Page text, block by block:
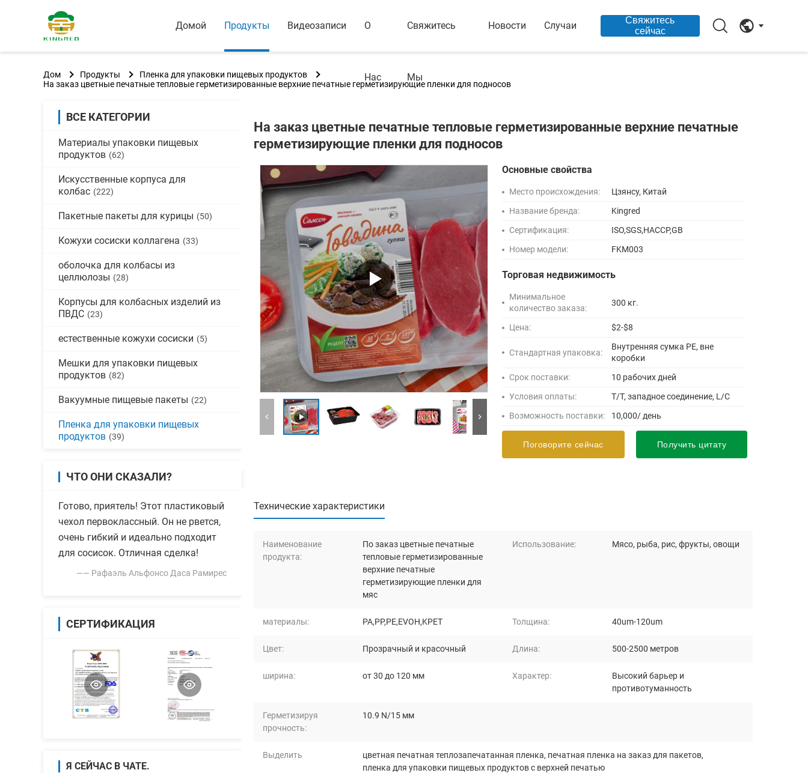
Домой Продукты Видеозаписи О
Нас
Свяжитесь
Мы
Новости Случаи
Свяжитесь
сейчас
Дом Продукты
Пленка для упаковки пищевых продуктов
На заказ цветные печатные тепловые герметизированные верхние печатные герметизирующие пленки для подносов
ВСЕ КАТЕГОРИИ
Материалы упаковки пищевых
продуктов (62)
Искусственные корпуса для
колбас (222)
Пакетные пакеты для курицы (50)
Кожухи сосиски коллагена (33)
оболочка для колбасы из
целлюлозы (28)
Корпусы для колбасных изделий из
ПВДС (23)
естественные кожухи сосиски (5)
Мешки для упаковки пищевых
продуктов (82)
Вакуумные пищевые пакеты (22)
Пленка для упаковки пищевых
продуктов (39)
ЧТО ОНИ СКАЗАЛИ?
Готово, приятель! Этот пластиковый
чехол первоклассный. Он не рвется,
очень гибкий и идеально подходит
для сосисок. Отличная сделка!
—— Рафаэль Альфонсо Даса Рамирес
СЕРТИФИКАЦИЯ
Я СЕЙЧАС В ЧАТЕ.
На заказ цветные печатные тепловые герметизированные верхние печатные
герметизирующие пленки для подносов
Основные свойства
Место происхождения:
Цзянсу, Китай
Название бренда:
Kingred
Сертификация:
ISO,SGS,HACCP,GB
Номер модели:
FKM003
Торговая недвижимость
Минимальное
количество заказа:
300 кг.
Цена: $2-$8
Стандартная упаковка:
Внутренняя сумка PE, вне
коробки
Срок поставки:
10 рабочих дней
Условия оплаты:
T/T, западное соединение, L/C
Возможность поставки:
10,000/ день
Поговорите сейчас Получить цитату
Технические характеристики
Наименование
продукта:
По заказ цветные печатные
тепловые герметизированные
верхние печатные
герметизирующие пленки для
мяс
Использование: Мясо, рыба, рис, фрукты, овощи
материалы: PA,PP,PE,EVOH,KPET Толщина: 40um-120um
Цвет: Прозрачный и красочный Длина: 500-2500 метров
ширина: от 30 до 120 мм Характер:
Высокий барьер и
противотуманность
Герметизируя
прочность:
10.9 N/15 мм
Выделить цветная печатная теплозапечатанная пленка, печатная пленка на заказ для пакетов,
пленка для упаковки пищевых продуктов с верхней печатью